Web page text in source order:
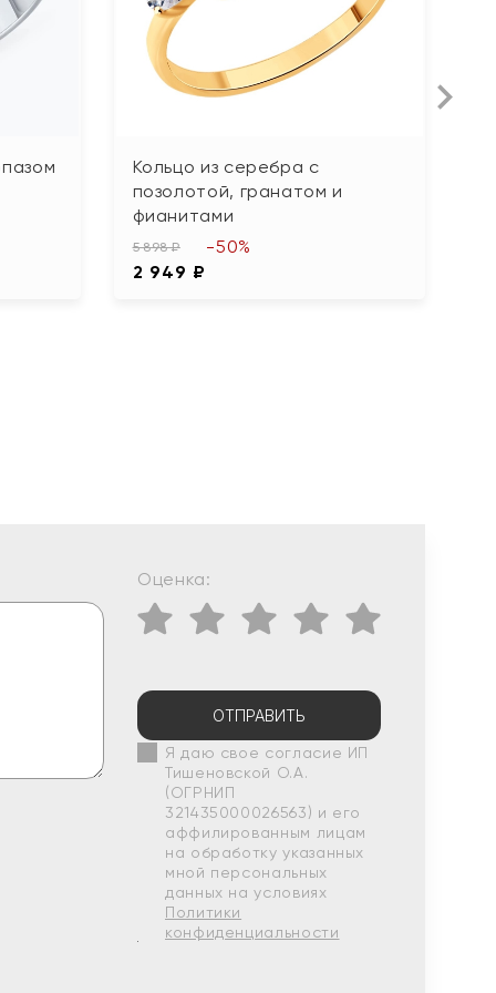
Кольцо из серебра с
позолотой, гранатом и
фианитами
5 898 ₽
2 949 ₽
-50%
Оценка:
ОТПРАВИТЬ
Я даю свое согласие ИП
Тишеновской О.А.
(ОГРНИП
321435000026563) и его
аффилированным лицам
на обработку указанных
мной персональных
данных на условиях
Политики
конфиденциальности